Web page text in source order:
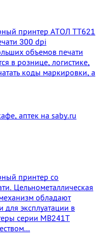
принтер АТОЛ ТТ621
300 dpi
объемов печати
в рознице, логистике,
коды маркировки, а
принтер со
Цельнометаллическая
обладают
для эксплуатации в
серии MB241T